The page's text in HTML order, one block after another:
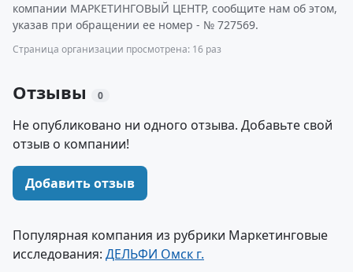
компании МАРКЕТИНГОВЫЙ ЦЕНТР, сообщите нам об этом,
указав при обращении ее номер - № 727569.
Страница организации просмотрена: 16 раз
Отзывы 0
Не опубликовано ни одного отзыва. Добавьте свой
отзыв о компании!
Добавить отзыв
Популярная компания из рубрики Маркетинговые
исследования: ДЕЛЬФИ Омск г.